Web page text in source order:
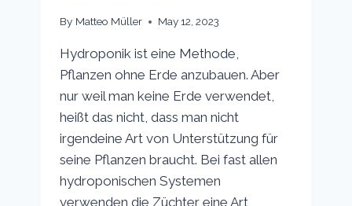
By Matteo Müller May 12, 2023
Hydroponik ist eine Methode,
Pflanzen ohne Erde anzubauen. Aber
nur weil man keine Erde verwendet,
heißt das nicht, dass man nicht
irgendeine Art von Unterstützung für
seine Pflanzen braucht. Bei fast allen
hydroponischen Systemen
verwenden die Züchter eine Art